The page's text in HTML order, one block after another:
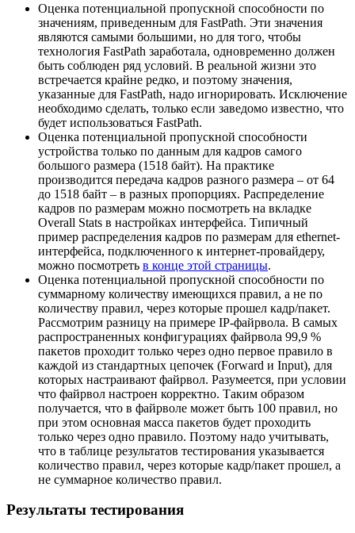
Оценка потенциальной пропускной способности по
значениям, приведенным для FastPath. Эти значения
являются самыми большими, но для того, чтобы
технология FastPath заработала, одновременно должен
быть соблюден ряд условий. В реальной жизни это
встречается крайне редко, и поэтому значения,
указанные для FastPath, надо игнорировать. Исключение
необходимо сделать, только если заведомо известно, что
будет использоваться FastPath.
Оценка потенциальной пропускной способности
устройства только по данным для кадров самого
большого размера (1518 байт). На практике
производится передача кадров разного размера – от 64
до 1518 байт – в разных пропорциях. Распределение
кадров по размерам можно посмотреть на вкладке
Overall Stats в настройках интерфейса. Типичный
пример распределения кадров по размерам для ethernet-
интерфейса, подключенного к интернет-провайдеру,
можно посмотреть в конце этой страницы.
Оценка потенциальной пропускной способности по
суммарному количеству имеющихся правил, а не по
количеству правил, через которые прошел кадр/пакет.
Рассмотрим разницу на примере IP-файрвола. В самых
распространенных конфигурациях файрвола 99,9 %
пакетов проходит только через одно первое правило в
каждой из стандартных цепочек (Forward и Input), для
которых настраивают файрвол. Разумеется, при условии
что файрвол настроен корректно. Таким образом
получается, что в файрволе может быть 100 правил, но
при этом основная масса пакетов будет проходить
только через одно правило. Поэтому надо учитывать,
что в таблице результатов тестирования указывается
количество правил, через которые кадр/пакет прошел, а
не суммарное количество правил.
Результаты тестирования